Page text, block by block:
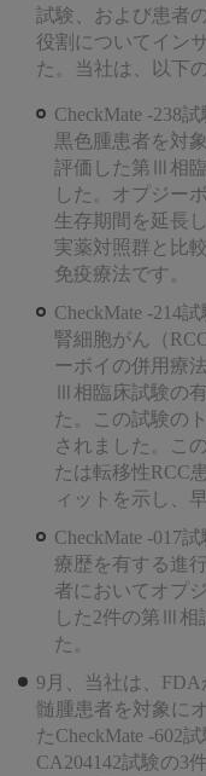
試験、および患者
役割についてイン
た。当社は、以下
CheckMate -238
黒色腫患者を対
評価した第Ⅲ相
した。オプジー
生存期間を延長
実薬対照群と比
免疫療法です。
CheckMate -214
腎細胞がん（
ーボイの併用療
Ⅲ相臨床試験の
た。この試験の
されました。こ
たは転移性RCC
ィットを示し、
CheckMate -017
療歴を有する進
者においてオプ
した2件の第Ⅲ相
た。
9月、当社は、
髄腫患者を対象に
たCheckMate -602
CA204142試験の3